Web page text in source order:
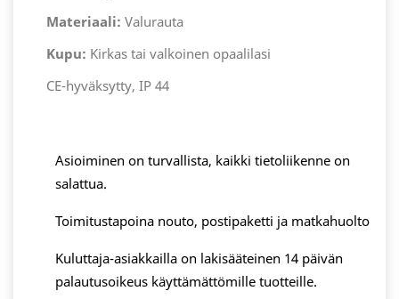
Materiaali: Valurauta
Kupu: Kirkas tai valkoinen opaalilasi
CE-hyväksytty, IP 44
Asioiminen on turvallista, kaikki tietoliikenne on
salattua.
Toimitustapoina nouto, postipaketti ja matkahuolto
Kuluttaja-asiakkailla on lakisääteinen 14 päivän
palautusoikeus käyttämättömille tuotteille.